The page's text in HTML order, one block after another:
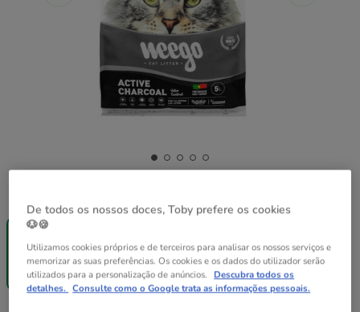
5 L
Entrega
Grátis
7.49€
(1.50€ / l)
15 L
Entrega
16.99€
(1.13€ / l)
De todos os nossos doces, Toby prefere os cookies
🐶🍪
Utilizamos cookies próprios e de terceiros para analisar os nossos serviços e
memorizar as suas preferências. Os cookies e os dados do utilizador serão
utilizados para a personalização de anúncios. Descubra todos os
detalhes. Consulte como o Google trata as informações pessoais.